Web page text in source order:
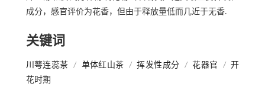
成分，感官评价为花香，但由于释放量低而几近于无香.
关键词
川萼连蕊茶 / 单体红山茶 / 挥发性成分 / 花器官 / 开
花时期